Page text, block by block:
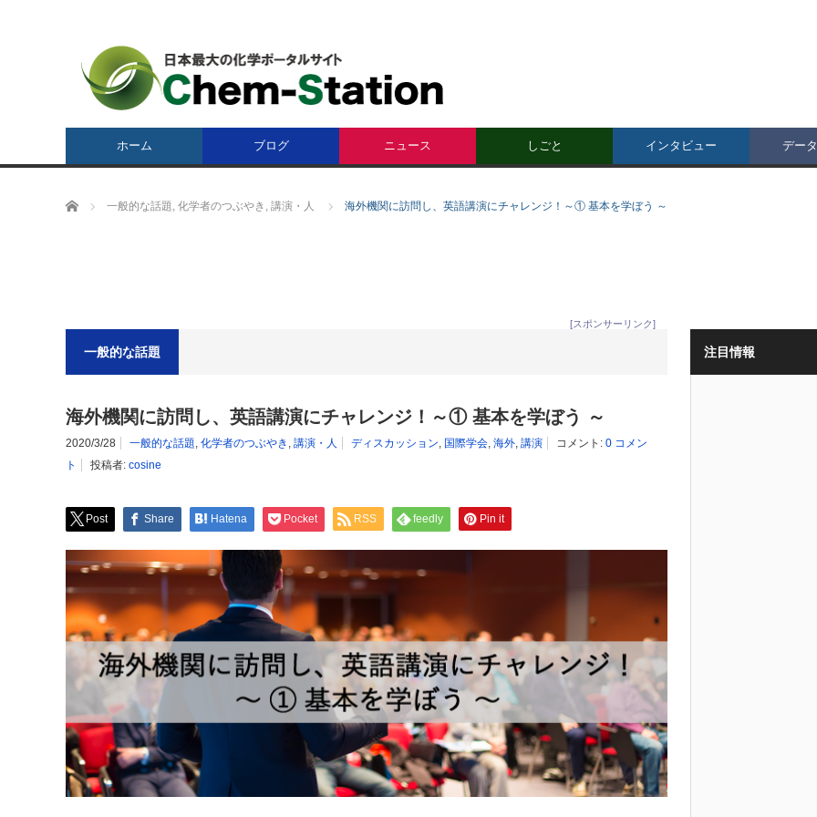
ホーム ブログ ニュース しごと インタビュー デー
ホーム 一般的な話題, 化学者のつぶやき , 講演・人 海外機関に訪問し、英語講演にチャレンジ！～① 基本を学ぼう ～
[スポンサーリンク]
一般的な話題
海外機関に訪問し、英語講演にチャレンジ！～① 基本を学ぼう ～
2020/3/28 一般的な話題, 化学者のつぶやき , 講演・人 ディスカッション, 国際学会, 海外, 講演 コメント: 0 コメン
ト
投稿者: cosine
Post Share Hatena Pocket RSS feedly Pin it
注目情報